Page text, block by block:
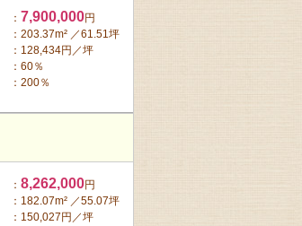
： 7,900,000円
：203.37m² ／61.51坪
：128,434円／坪
：60％
：200％
： 8,262,000円
：182.07m² ／55.07坪
：150,027円／坪